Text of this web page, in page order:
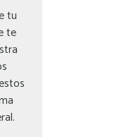
tu
te